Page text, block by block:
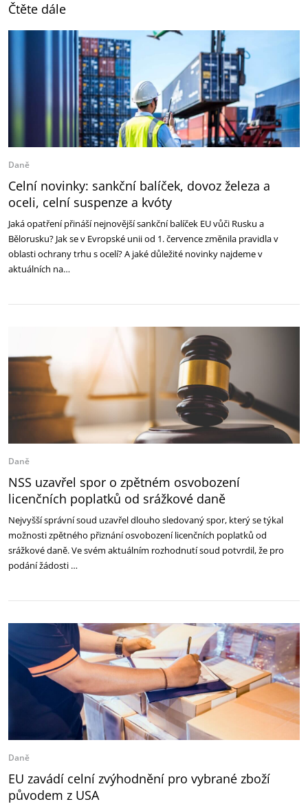
Čtěte dále
Daně
Celní novinky: sankční balíček, dovoz železa a
oceli, celní suspenze a kvóty
Jaká opatření přináší nejnovější sankční balíček EU vůči Rusku a
Bělorusku? Jak se v Evropské unii od 1. července změnila pravidla v
oblasti ochrany trhu s ocelí? A jaké důležité novinky najdeme v
aktuálních na…
Daně
NSS uzavřel spor o zpětném osvobození
licenčních poplatků od srážkové daně
Nejvyšší správní soud uzavřel dlouho sledovaný spor, který se týkal
možnosti zpětného přiznání osvobození licenčních poplatků od
srážkové daně. Ve svém aktuálním rozhodnutí soud potvrdil, že pro
podání žádosti …
Daně
EU zavádí celní zvýhodnění pro vybrané zboží
původem z USA